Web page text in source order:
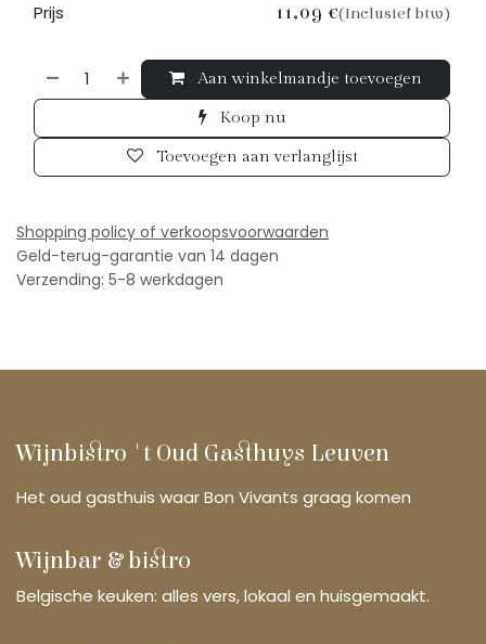
Aan winkelmandje toevoegen
Koop nu
Toevoegen aan verlanglijst
Prijs 11,09 €(Inclusief btw)
Shopping policy of verkoopsvoorwaarden
Geld-terug-garantie van 14 dagen
Verzending: 5-8 werkdagen
Wijnbistro 't Oud Gasthuys Leuven
Het oud gasthuis waar Bon Vivants graag komen
Wijnbar & bistro
Belgische keuken: alles vers, lokaal en huisgemaakt.